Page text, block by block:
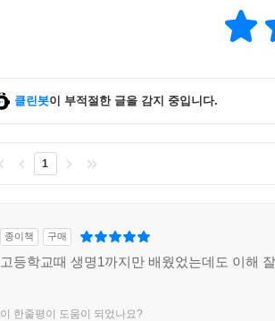
클린봇이 부적절한 글을 감지 중입니다.
1
종이책 구매
고등학교때 생명1까지만 배웠었는데도 이해
이 한줄평이 도움이 되었나요?